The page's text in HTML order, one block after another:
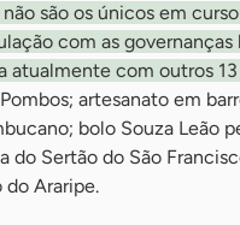
são os únicos em
com as
atualmente com outros
artesanato em
bolo Souza Leão
do Sertão do São
Araripe.